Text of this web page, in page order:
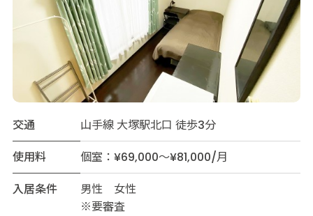
交通
山手線 大塚駅北口 徒歩3分
使用料
個室：¥69,000～¥81,000/月
入居条件
男性 女性
※要審査